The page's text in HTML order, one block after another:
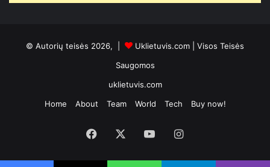
© Autorių teisės 2026, | Uklietuvis.com | Visos Teisės
Saugomos
uklietuvis.com
Home
About Team World Tech Buy now!
Facebook YouTubeInstagram